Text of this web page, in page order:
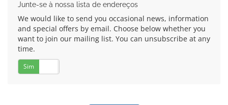
Junte-se à nossa lista de endereços
We would like to send you occasional news, information
and special offers by email. Choose below whether you
want to join our mailing list. You can unsubscribe at any
time.
Sim